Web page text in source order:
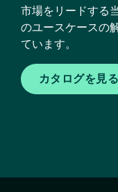
市場をリードする
のユースケースの
ています。
カタログを見る